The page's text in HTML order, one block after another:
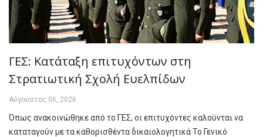
ΓΕΣ: Κατάταξη επιτυχόντων στη
Στρατιωτική Σχολή Ευελπίδων
Αύγουστος 06, 2026
Όπως ανακοινώθηκε από το ΓΕΣ, οι επιτυχόντες καλούνται να
καταταγούν με τα καθορισθέντα δικαιολογητικά Το Γενικό